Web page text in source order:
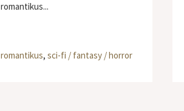
romantikus...
romantikus, sci-fi / fantasy / horror